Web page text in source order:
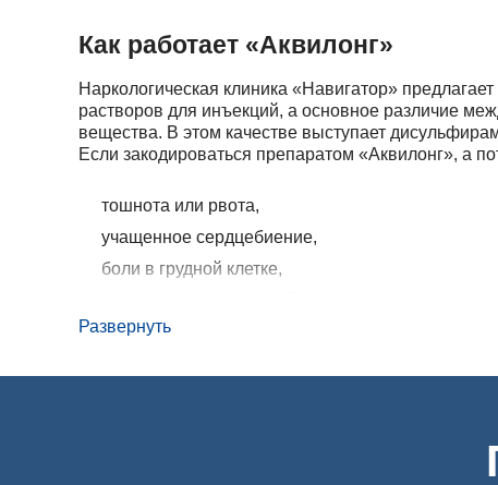
Как работает «Аквилонг»
Наркологическая клиника «Навигатор»
растворов для инъекций, а основное различие
вещества. В этом качестве выступает
Если закодироваться препаратом «Аквилонг», а
тошнота или рвота,
учащенное сердцебиение,
боли в грудной клетке,
панические атаки.
При тяжелом отравлении повышается риск
Кодирование препаратом «Аквилонг»
Развернуть